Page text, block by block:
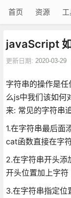
首页 资源
javaScript
更新日期: 2020-03-29
字符串的操作是
么js中我们该如何
来: 常见的字符串
1.在字符串最后
cat函数直接在字
2.在字符串开头
开头位置加上字符
3.在字符串指定